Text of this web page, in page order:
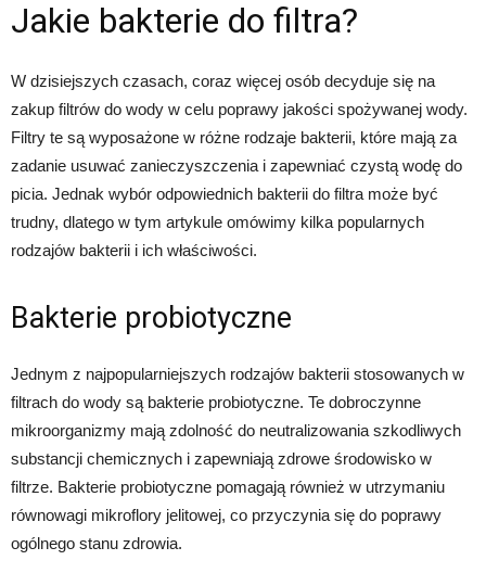
Jakie bakterie do filtra?
W dzisiejszych czasach, coraz więcej osób decyduje się na
zakup filtrów do wody w celu poprawy jakości spożywanej wody.
Filtry te są wyposażone w różne rodzaje bakterii, które mają za
zadanie usuwać zanieczyszczenia i zapewniać czystą wodę do
picia. Jednak wybór odpowiednich bakterii do filtra może być
trudny, dlatego w tym artykule omówimy kilka popularnych
rodzajów bakterii i ich właściwości.
Bakterie probiotyczne
Jednym z najpopularniejszych rodzajów bakterii stosowanych w
filtrach do wody są bakterie probiotyczne. Te dobroczynne
mikroorganizmy mają zdolność do neutralizowania szkodliwych
substancji chemicznych i zapewniają zdrowe środowisko w
filtrze. Bakterie probiotyczne pomagają również w utrzymaniu
równowagi mikroflory jelitowej, co przyczynia się do poprawy
ogólnego stanu zdrowia.